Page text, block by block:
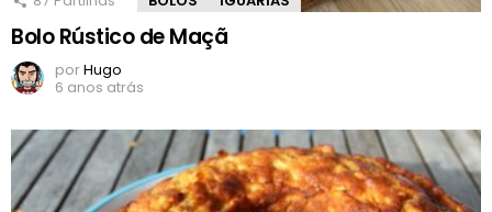
Bolo Rústico de Maçã
porHugo
6 anos atrás